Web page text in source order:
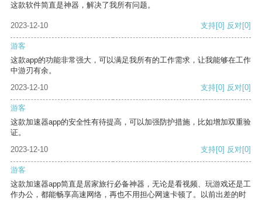
这款软件简直是神器，解决了我所有问题。
2023-12-10 支持[0] 反对[0]
游客
这款app的功能非常强大，可以满足我所有的工作需求，让我能够在工作
中游刃有余。
2023-12-10
支持[0] 反对[0]
游客
这款加速器app的安全性有待提高，可以加强防护措施，比如增加双重验
证。
2023-12-10
支持[0] 反对[0]
游客
这款加速器app简直是居家旅行必备神器，无论是看视频、玩游戏还是工
作办公，都能畅享高速网络，再也不用担心网速卡顿了。以前出差的时